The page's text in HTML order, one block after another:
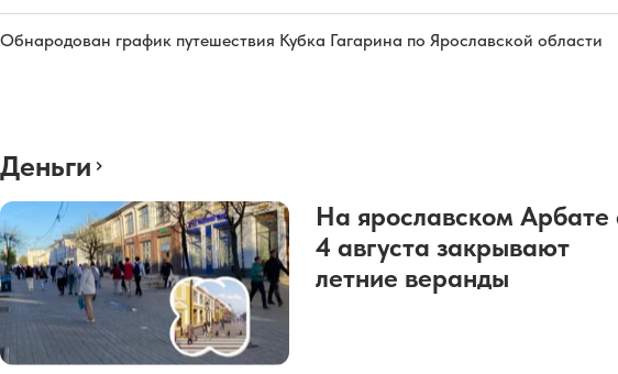
Обнародован график путешествия Кубка Гагарина по Ярославской области
Деньги
На ярославском Арбате
4 августа закрывают
летние веранды